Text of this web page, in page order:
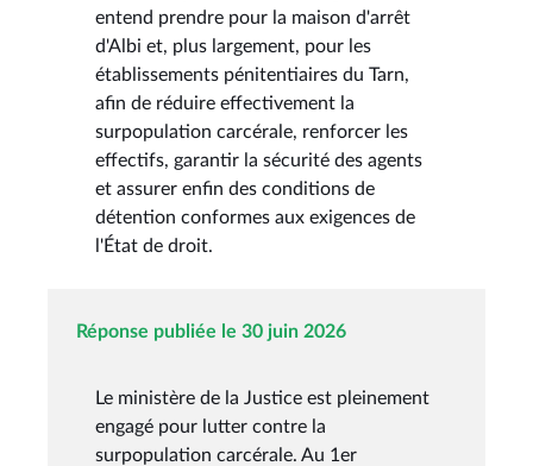
entend prendre pour la maison d'arrêt
d'Albi et, plus largement, pour les
établissements pénitentiaires du Tarn,
afin de réduire effectivement la
surpopulation carcérale, renforcer les
effectifs, garantir la sécurité des agents
et assurer enfin des conditions de
détention conformes aux exigences de
l'État de droit.
Réponse publiée le 30 juin 2026
Le ministère de la Justice est pleinement
engagé pour lutter contre la
surpopulation carcérale. Au 1er